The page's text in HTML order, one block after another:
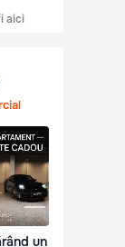
aici
un